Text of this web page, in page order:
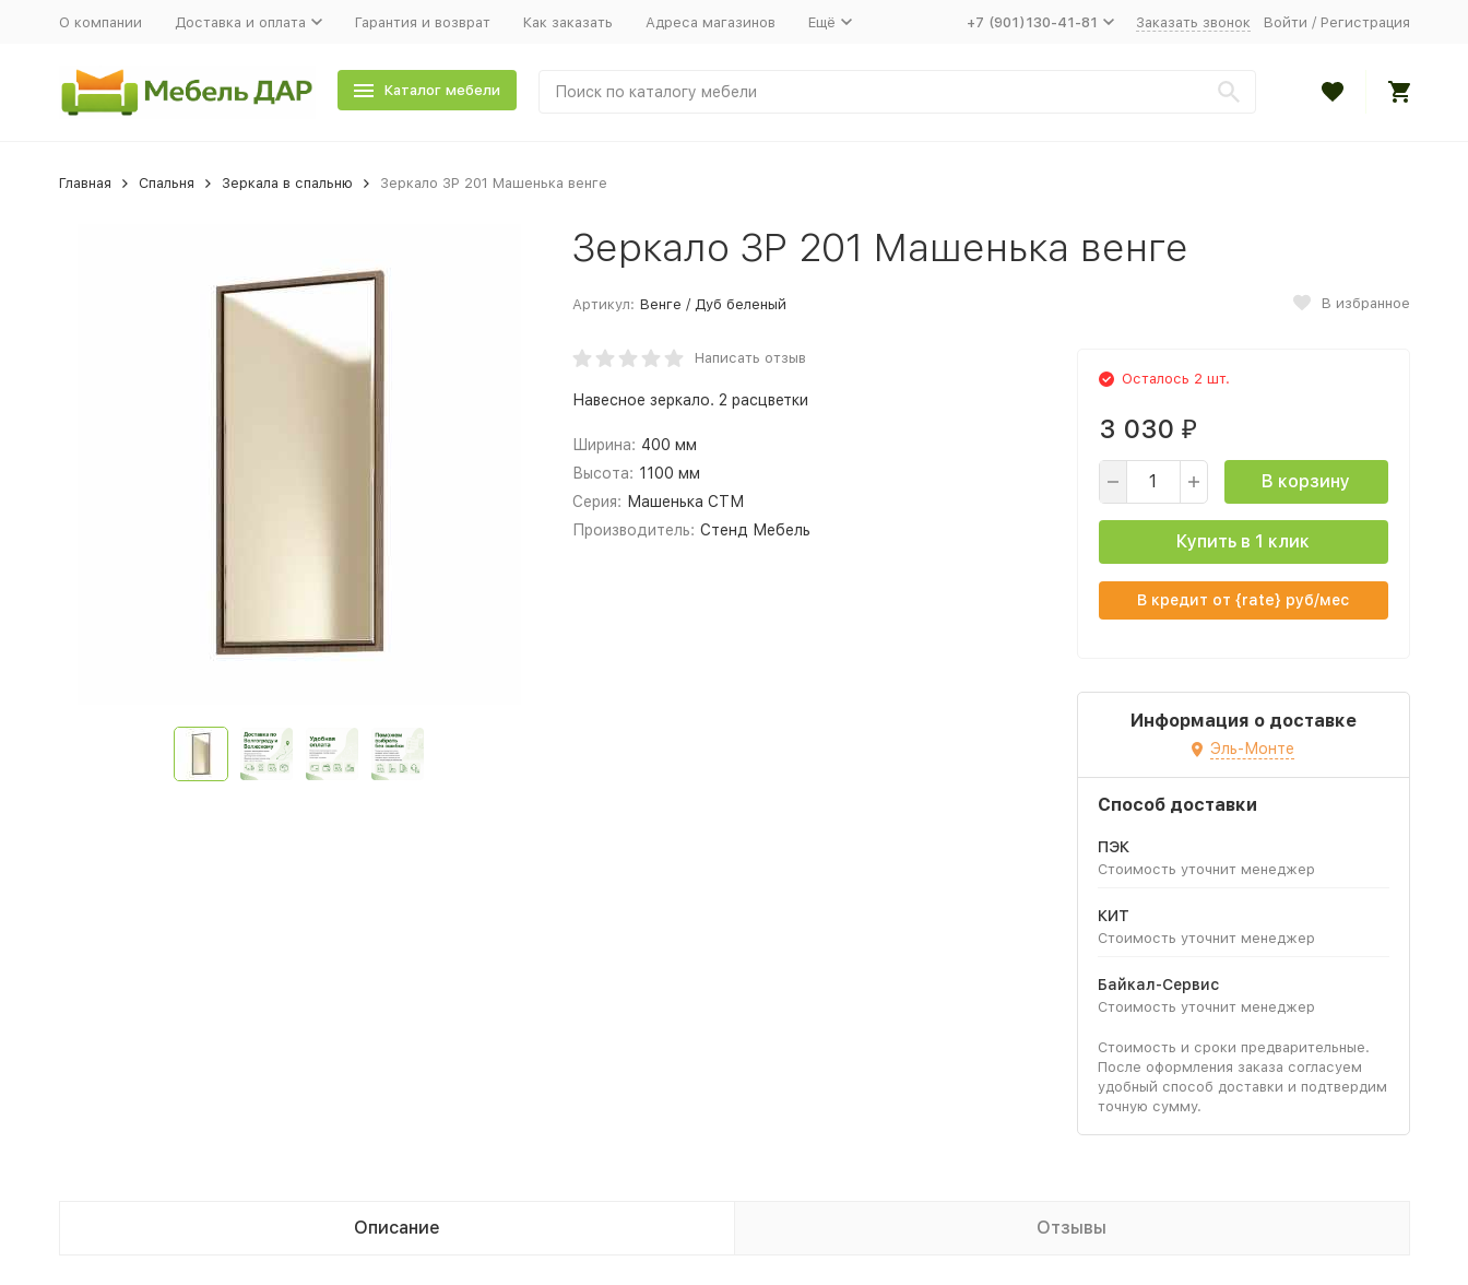
О компании Доставка и оплата Гарантия и возврат Как заказать Адреса магазинов Ещё +7 (901)130-41-81 Заказать звонок Войти / Регистрация
Каталог мебели
Главная Спальня Зеркала в спальню Зеркало ЗР 201 Машенька венге
Зеркало ЗР 201 Машенька венге
Артикул: Венге / Дуб беленый В избранное
Написать отзыв
Навесное зеркало. 2 расцветки
Ширина: 400 мм
Высота: 1100 мм
Серия: Машенька СТМ
Производитель: Стенд Мебель
Осталось 2 шт.
3 030 ₽
В корзину
Купить в 1 клик
В кредит от {rate} руб/мес
Информация о доставке
Эль-Монте
Способ доставки
ПЭК
Стоимость уточнит менеджер
КИТ
Стоимость уточнит менеджер
Байкал-Сервис
Стоимость уточнит менеджер
Стоимость и сроки предварительные.
После оформления заказа согласуем
удобный способ доставки и подтвердим
точную сумму.
Описание Отзывы